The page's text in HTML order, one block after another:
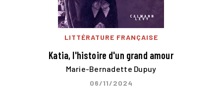
LITTÉRATURE FRANÇAISE
Katia, l'histoire d'un grand amour
Marie-Bernadette Dupuy
06/11/2024